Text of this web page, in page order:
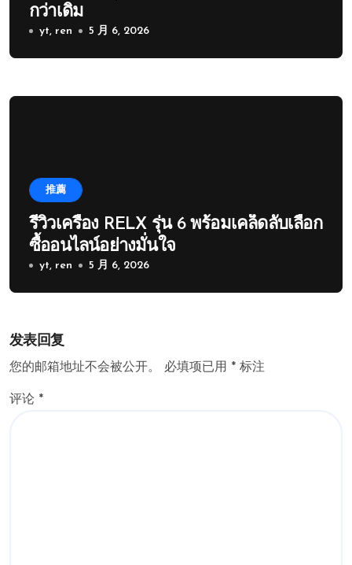
กว่าเดิม
yt, ren 5 月 6, 2026
推薦
รีวิวเครื่อง RELX รุ่น 6 พร้อมเคล็ดลับเลือก
ซื้ออนไลน์อย่างมั่นใจ
yt, ren 5 月 6, 2026
发表回复
您的邮箱地址不会被公开。 必填项已用 * 标注
评论 *